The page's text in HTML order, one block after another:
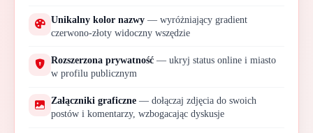
Unikalny kolor nazwy — wyróżniający gradient
czerwono-złoty widoczny wszędzie
Rozszerzona prywatność — ukryj status online i miasto
w profilu publicznym
Załączniki graficzne — dołączaj zdjęcia do swoich
postów i komentarzy, wzbogacając dyskusje